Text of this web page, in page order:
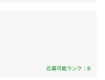
JavaScript、Ruby、
、MySQL、
iOS、Android、AWS、
。
先端のシステム・ア
務アプリケーション
発 ■小中学校のイン
パッケージソフトの
運用・保守 ■社内ネ
応募可能ランク：B